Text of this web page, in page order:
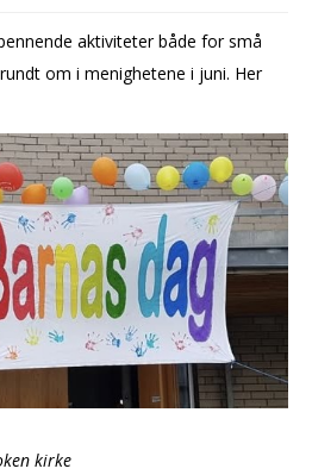
aktiviteter både for små
om i menighetene i juni. Her
kirke